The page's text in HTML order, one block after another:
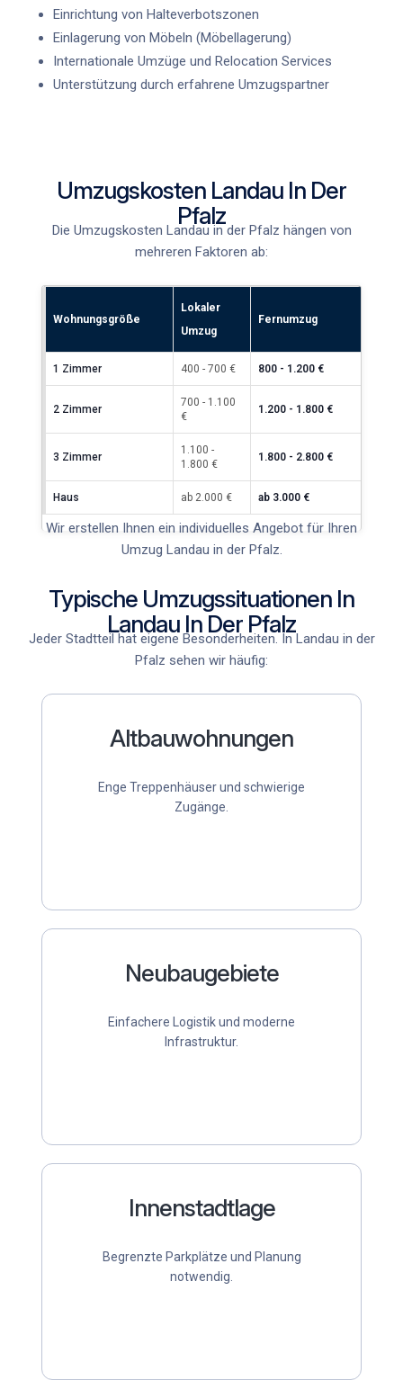
Einrichtung von Halteverbotszonen
Einlagerung von Möbeln (Möbellagerung)
Internationale Umzüge und Relocation Services
Unterstützung durch erfahrene Umzugspartner
Umzugskosten Landau In Der
Pfalz
Die Umzugskosten Landau in der Pfalz hängen von
mehreren Faktoren ab:
Wohnungsgröße
Lokaler
Umzug
Fernumzug
1 Zimmer 400 - 700 € 800 - 1.200 €
2 Zimmer
700 - 1.100
€
1.200 - 1.800 €
3 Zimmer
1.100 -
1.800 €
1.800 - 2.800 €
Haus ab 2.000 € ab 3.000 €
Wir erstellen Ihnen ein individuelles Angebot für Ihren
Umzug Landau in der Pfalz.
Typische Umzugssituationen In
Landau In Der Pfalz
Jeder Stadtteil hat eigene Besonderheiten. In Landau in der
Pfalz sehen wir häufig:
Altbauwohnungen
Enge Treppenhäuser und schwierige
Zugänge.
Neubaugebiete
Einfachere Logistik und moderne
Infrastruktur.
Innenstadtlage
Begrenzte Parkplätze und Planung
notwendig.